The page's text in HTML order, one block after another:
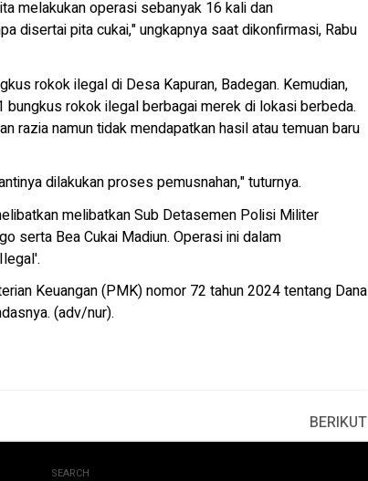
melakukan operasi sebanyak 16 kali dan
disertai pita cukai," ungkapnya saat dikonfirmasi, Rabu
rokok ilegal di Desa Kapuran, Badegan. Kemudian,
rokok ilegal berbagai merek di lokasi berbeda.
razia namun tidak mendapatkan hasil atau temuan baru
dilakukan proses pemusnahan," tuturnya.
melibatkan Sub Detasemen Polisi Militer
serta Bea Cukai Madiun. Operasi ini dalam
Keuangan (PMK) nomor 72 tahun 2024 tentang Dana
(adv/nur).
BERIKUT
SEARCH